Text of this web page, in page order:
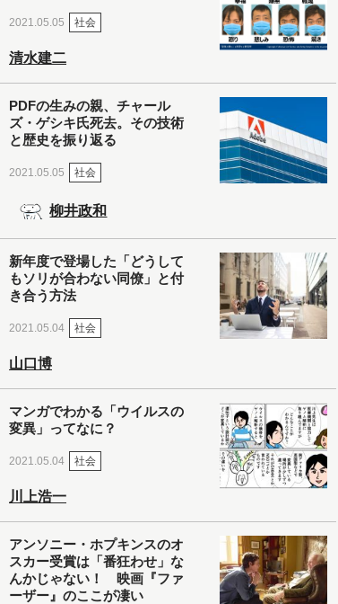
2021.05.05 社会
清水建二
PDFの生みの親、チャール
ズ・ゲシキ氏死去。その技術
と歴史を振り返る
2021.05.05 社会
柳井政和
新年度で登場した「どうして
もソリが合わない同僚」と付
き合う方法
2021.05.04 社会
山口博
マンガでわかる「ウイルスの
変異」ってなに？
2021.05.04 社会
川上浩一
アンソニー・ホプキンスのオ
スカー受賞は「番狂わせ」な
んかじゃない！ 映画『ファ
ーザー』のここが凄い